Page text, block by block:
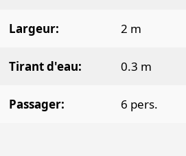
Largeur 2 m
Tirant d'eau 0.3 m
Passager 6 pers.